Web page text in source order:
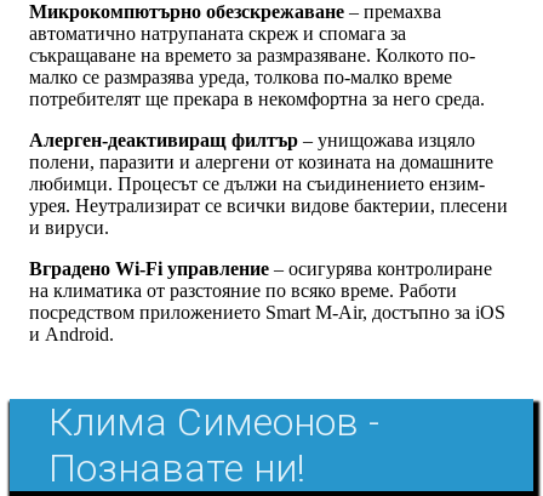
Микрокомпютърно обезскрежаване – премахва
автоматично натрупаната скреж и спомага за
съкращаване на времето за размразяване. Колкото по-
малко се размразява уреда, толкова по-малко време
потребителят ще прекара в некомфортна за него среда.
Алерген-деактивиращ филтър – унищожава изцяло
полени, паразити и алергени от козината на домашните
любимци. Процесът се дължи на съидинението ензим-
урея. Неутрализират се всички видове бактерии, плесени
и вируси.
Вградено Wi-Fi управление – осигурява контролиране
на климатика от разстояние по всяко време. Работи
посредством приложението Smart M-Air, достъпно за iOS
и Android.
Клима Симеонов -
Познавате ни!